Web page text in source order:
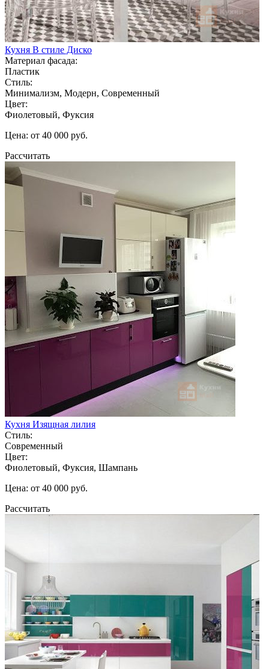
Кухня В стиле Диско
Материал фасада:
Пластик
Стиль:
Минимализм, Модерн, Современный
Цвет:
Фиолетовый, Фуксия
Цена: от 40 000 руб.
Рассчитать
Кухня Изящная лилия
Стиль:
Современный
Цвет:
Фиолетовый, Фуксия, Шампань
Цена: от 40 000 руб.
Рассчитать